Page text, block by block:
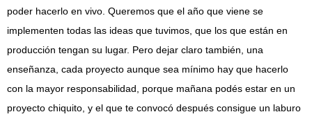
poder hacerlo en vivo. Queremos que el año que viene se
implementen todas las ideas que tuvimos, que los que están en
producción tengan su lugar. Pero dejar claro también, una
enseñanza, cada proyecto aunque sea mínimo hay que hacerlo
con la mayor responsabilidad, porque mañana podés estar en un
proyecto chiquito, y el que te convocó después consigue un laburo